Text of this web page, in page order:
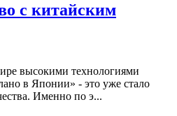
с китайским
высокими технологиями
в Японии» - это уже стало
Именно по э...